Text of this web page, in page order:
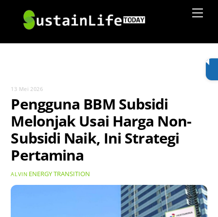
content
13 Mei 2026
Pengguna BBM Subsidi
Melonjak Usai Harga Non-
Subsidi Naik, Ini Strategi
Pertamina
ALVIN ENERGY TRANSITION